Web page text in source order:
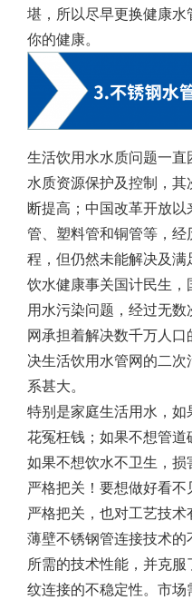
堪，所以尽早更换健康
你的健康。
生活饮用水水质问题一
水质资源保护及控制，
断提高；中国改革开放
管、塑料管和铜管等，
程，但仍然未能解决及满
饮水健康事关国计民生
用水污染问题，经过无
网承担着解决数千万人
决生活饮用水管网的二
系甚大。
特别是家庭生活用水，如
花冤枉钱；如果不想管道
如果不想饮水不卫生，
严格把关！要想做好看不
严格把关，也对工艺技术
薄壁不锈钢管连接技术
所需的技术性能，并克
纹连接的不稳定性。市